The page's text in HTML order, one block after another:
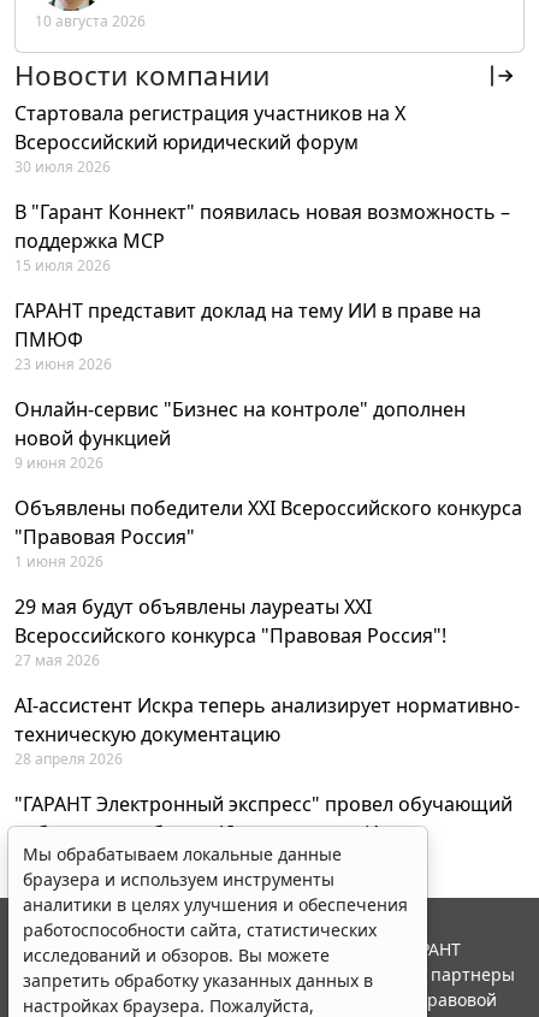
РФ
10 августа 2026
Новости компании
Стартовала регистрация участников на X
Всероссийский юридический форум
30 июля 2026
В "Гарант Коннект" появилась новая возможность –
поддержка MCP
15 июля 2026
ГАРАНТ представит доклад на тему ИИ в праве на
ПМЮФ
23 июня 2026
Онлайн-сервис "Бизнес на контроле" дополнен
новой функцией
9 июня 2026
Объявлены победители XXI Всероссийского конкурса
"Правовая Россия"
1 июня 2026
29 мая будут объявлены лауреаты XXI
Всероссийского конкурса "Правовая Россия"!
27 мая 2026
AI-ассистент Искра теперь анализирует нормативно-
техническую документацию
28 апреля 2026
"ГАРАНТ Электронный экспресс" провел обучающий
вебинар по работе с AI-ассистентом Искра
23 апреля 2026
Мы обрабатываем локальные данные
браузера и используем инструменты
аналитики в целях улучшения и обеспечения
работоспособности сайта, статистических
исследований и обзоров. Вы можете
запретить обработку указанных данных в
настройках браузера. Пожалуйста,
© ООО "НПП "ГАРАНТ-СЕРВИС", 2026. Система ГАРАНТ
выпускается с 1990 года. Компания "Гарант" и ее партнеры
являются участниками Российской ассоциации правовой